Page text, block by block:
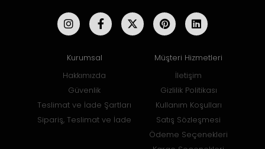
Kurumsal
Hakkımızda
Güvenlik
Teslimat ve İade Şartları
Sipariş, Teslimat ve İade
Müşteri Hizmetleri
İletişim
Gizlilik Politikası
Kullanım Koşulları
Satış Sözleşmesi
Ödeme Seçenekleri